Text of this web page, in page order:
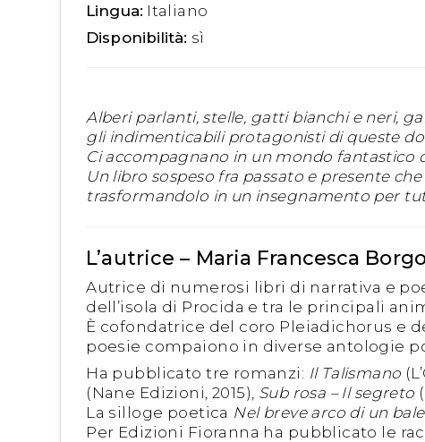
Lingua: Italiano
Disponibilità: sì
Alberi parlanti, stelle, gatti bianchi e neri,
gli indimenticabili protagonisti di queste
Ci accompagnano in un mondo fantastico
Un libro sospeso fra passato e presente
trasformandolo in un insegnamento per
L’autrice – Maria Francesca
Autrice di numerosi libri di narrativa e
dell’isola di Procida e tra le principali
È cofondatrice del coro Pleiadichorus e
poesie compaiono in diverse antologie
Ha pubblicato tre romanzi: Il Talismano
(Nane Edizioni, 2015), Sub rosa – Il segreto
La silloge poetica Nel breve arco di un
Per Edizioni Fioranna ha pubblicato le